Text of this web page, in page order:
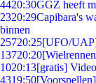
4420:30GGZ heeft
2320:29Capibara's
binnen
25720:25[UFO/
13720:20
1020:13[gratis]
4319:50